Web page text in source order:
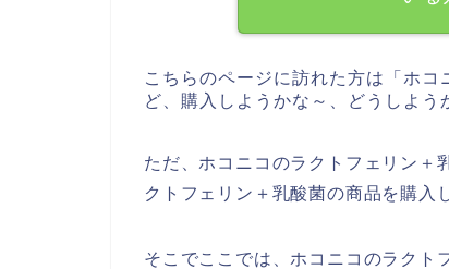
こちらのページに訪れた方は「ホ
ど、購入しようかな～、どうしよう
ただ、ホコニコのラクトフェリン＋
クトフェリン＋乳酸菌の商品を購入
そこでここでは、ホコニコのラクト